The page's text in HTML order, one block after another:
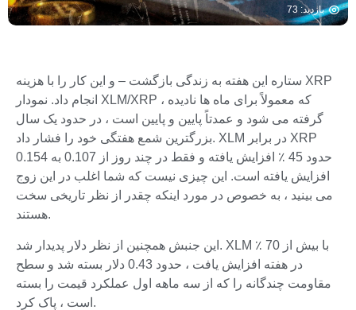
بازدید: 73
ستاره این هفته به زندگی بازگشت – و این کار را با هزینه XRP
انجام داد. نمودار XLM/XRP ، که معمولاً برای ماه ها نادیده
گرفته می شود و عمدتاً پایین و پایین است ، در حدود یک سال
بزرگترین شمع هفتگی خود را فشار داد. XLM در برابر XRP
حدود 45 ٪ افزایش یافته و فقط در چند روز از 0.107 به 0.154
افزایش یافته است. این چیزی نیست که شما اغلب در این زوج
می بینید ، به خصوص در مورد اینکه چقدر از نظر تاریخی سخت
هستند.
این جنبش همچنین از نظر دلار پدیدار شد. XLM با بیش از 70 ٪
در هفته افزایش یافت ، حدود 0.43 دلار بسته شد و سطح
مقاومت چندگانه را که از سه ماهه اول عملکرد قیمت را بسته
است ، پاک کرد.